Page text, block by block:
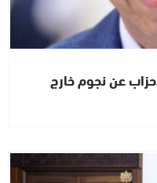
عن نجوم خارج